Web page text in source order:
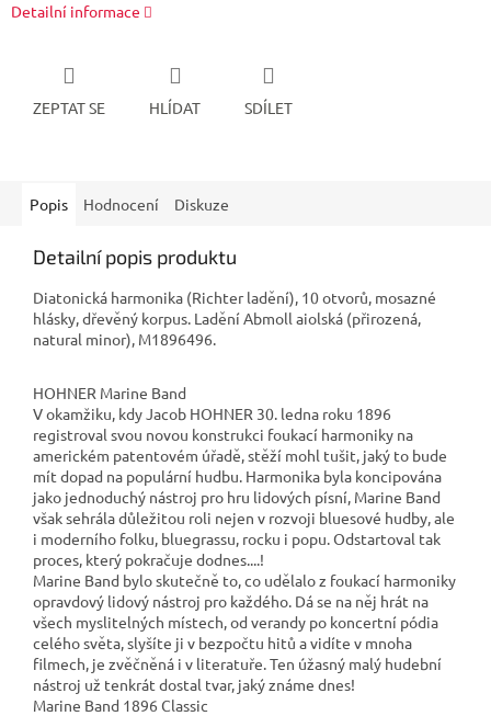
Detailní informace
ZEPTAT SE HLÍDAT SDÍLET
Popis Hodnocení Diskuze
Detailní popis produktu
Diatonická harmonika (Richter ladění), 10 otvorů, mosazné
hlásky, dřevěný korpus. Ladění Abmoll aiolská (přirozená,
natural minor), M1896496.
HOHNER Marine Band
V okamžiku, kdy Jacob HOHNER 30. ledna roku 1896
registroval svou novou konstrukci foukací harmoniky na
americkém patentovém úřadě, stěží mohl tušit, jaký to bude
mít dopad na populární hudbu. Harmonika byla koncipována
jako jednoduchý nástroj pro hru lidových písní, Marine Band
však sehrála důležitou roli nejen v rozvoji bluesové hudby, ale
i moderního folku, bluegrassu, rocku i popu. Odstartoval tak
proces, který pokračuje dodnes....!
Marine Band bylo skutečně to, co udělalo z foukací harmoniky
opravdový lidový nástroj pro každého. Dá se na něj hrát na
všech myslitelných místech, od verandy po koncertní pódia
celého světa, slyšíte ji v bezpočtu hitů a vidíte v mnoha
filmech, je zvěčněná i v literatuře. Ten úžasný malý hudební
nástroj už tenkrát dostal tvar, jaký známe dnes!
Marine Band 1896 Classic